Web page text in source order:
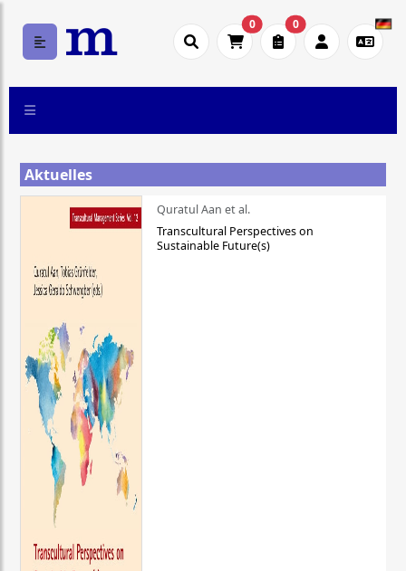
0 0
Aktuelles
Quratul Aan et al.
Transcultural Perspectives on
Sustainable Future(s)